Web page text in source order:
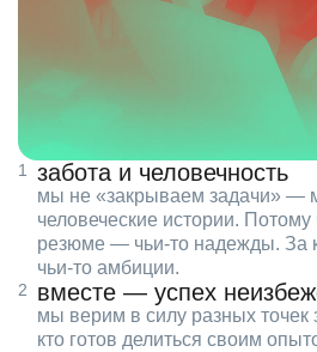
забота и человечность
мы не «закрываем задачи» —
человеческие истории.
резюме — чьи‑то надежды. За
чьи‑то амбиции.
вместе — успех
мы верим в силу разных точек
кто готов делиться своим